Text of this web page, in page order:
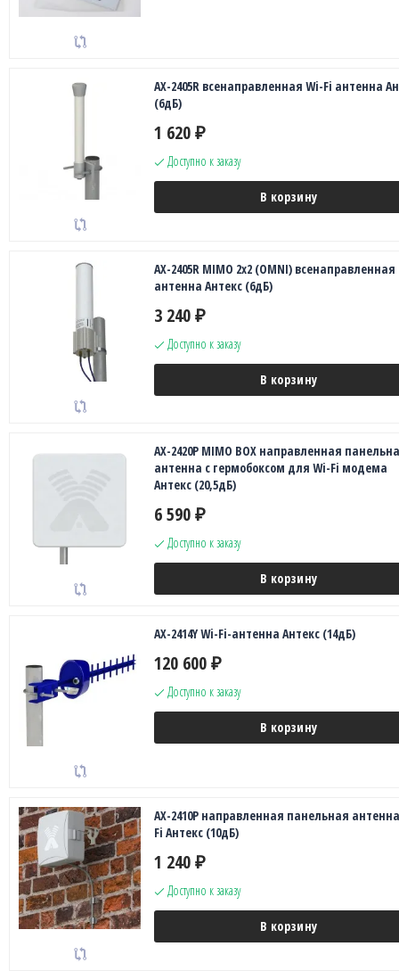
AX-2405R всенаправленная Wi-Fi антенна
(6дБ)
1 620 ₽
Доступно к заказу
В корзину
AX-2405R MIMO 2x2 (OMNI) всенаправленная
антенна Антекс (6дБ)
3 240 ₽
Доступно к заказу
В корзину
AX-2420P MIMO BOX направленная
антенна с гермобоксом для Wi-Fi модема
Антекс (20,5дБ)
6 590 ₽
Доступно к заказу
В корзину
AX-2414Y Wi-Fi-антенна Антекс (14дБ)
120 600 ₽
Доступно к заказу
В корзину
AX-2410P направленная панельная
Fi Антекс (10дБ)
1 240 ₽
Доступно к заказу
В корзину